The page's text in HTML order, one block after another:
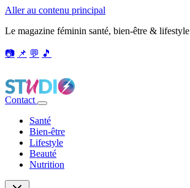
Aller au contenu principal
Le magazine féminin santé, bien-être & lifestyle
📷 📌 💬 🎵
Contact
Santé
Bien-être
Lifestyle
Beauté
Nutrition